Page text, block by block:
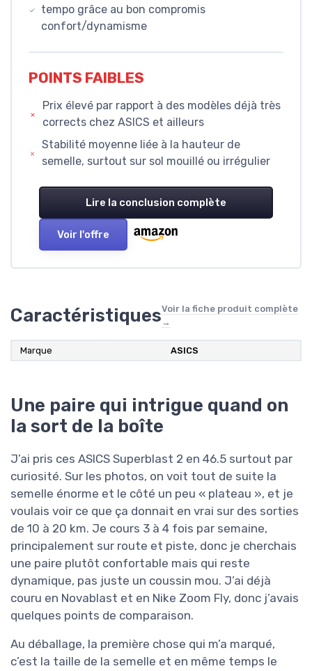
tempo grâce au bon compromis
confort/dynamisme
POINTS FAIBLES
Prix élevé par rapport à des modèles déjà très
corrects chez ASICS et ailleurs
Stabilité moyenne liée à la hauteur de
semelle, surtout sur sol mouillé ou irrégulier
Lire la conclusion complète
Voir l'offre
CaractéristiquesVoir la fiche produit complète
→
Marque ASICS
Une paire qui intrigue quand on
la sort de la boîte
J’ai pris ces ASICS Superblast 2 en 46.5 surtout par
curiosité. Sur les photos, on voit tout de suite la
semelle énorme et le côté un peu « plateau », et je
voulais voir ce que ça donnait en vrai sur des sorties
de 10 à 20 km. Je cours 3 à 4 fois par semaine,
principalement sur route et piste, donc je cherchais
une paire plutôt confortable mais qui reste
dynamique, pas juste un coussin mou. J’ai déjà
couru en Novablast et en Nike Zoom Fly, donc j’avais
quelques points de comparaison.
Au déballage, la première chose qui m’a marqué,
c’est la taille de la semelle et en même temps le